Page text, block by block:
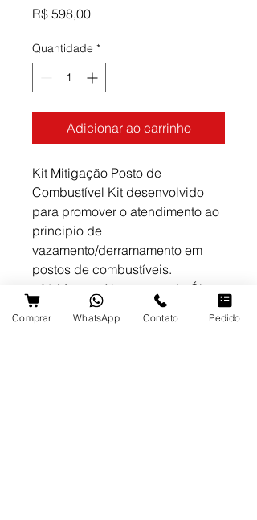
R$ 598,00Preço
Quantidade *
Adicionar ao carrinho
Kit Mitigação Posto de
Combustível Kit desenvolvido
para promover o atendimento ao
principio de
vazamento/derramamento em
postos de combustíveis.
- 30 Mantas Absorvente de Óleo
e Derivados 40x50x0,4cm
- 4 Travesseiros Absorvente de
Comprar WhatsApp Contato Pedido